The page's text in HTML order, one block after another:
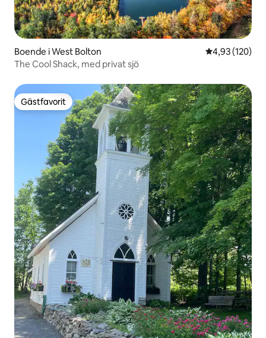
Boende i West Bolton 4,93 av 5 i
4,93 (120)
The Cool Shack, med privat sjö
Gästfavorit
Gästfavorit